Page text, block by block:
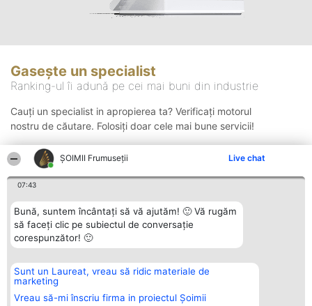
ȘOIMII Frumuseții Live chat
07:43
Bună, suntem încântați să vă ajutăm! 🙂 Vă rugăm
să faceți clic pe subiectul de conversație
corespunzător! 🙂
Sunt un Laureat, vreau să ridic materiale de
marketing
Vreau să-mi înscriu firma in proiectul Șoimii
Gasește un specialist
Ranking-ul îi adună pe cei mai buni din industrie
Cauți un specialist in apropierea ta? Verificați motorul
nostru de căutare. Folosiți doar cele mai bune servicii!
Organizator Ranking
BRIGHT SOLUTIONS BR SRL
Aleea Timisul De Sus 2 Bl. A30
Sc. A Et. 4 Ap. 13 Cod 061952
Plebiscyt
Lista Tuturor
Laureaților
Contact